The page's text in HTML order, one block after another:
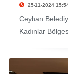
25-11-2024
Ceyhan
Kadınlar